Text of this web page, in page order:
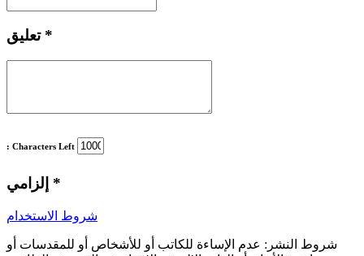
تعليق *
: Characters Left
*
شروط الاستخدام
شروط النشر: عدم الإساءة للكاتب أو للأشخاص أو للمقدسات أو